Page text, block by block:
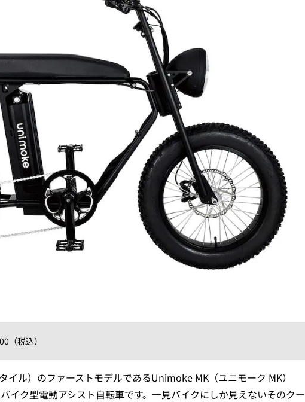
（税込）
ル）のファーストモデルであるUnimoke MK（ユニモーク MK）
イク型電動アシスト自転車です。一見バイクにしか見えないそのクー